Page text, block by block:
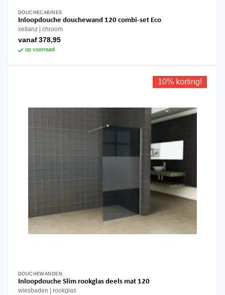
DOUCHECABINES
Inloopdouche douchewand 120 combi-set Eco
xellanz chroom
vanaf 378,95
op voorraad
Dit
product
worden
10% korting!
DOUCHEWANDEN
Inloopdouche Slim rookglas deels mat 120
wiesbaden rookglas
Dit
product